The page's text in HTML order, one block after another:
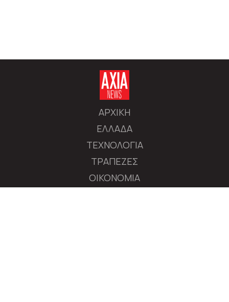
ΑΡΧΙΚΗ
ΕΛΛΑΔΑ
ΤΕΧΝΟΛΟΓΙΑ
ΤΡΑΠΕΖΕΣ
ΟΙΚΟΝΟΜΙΑ